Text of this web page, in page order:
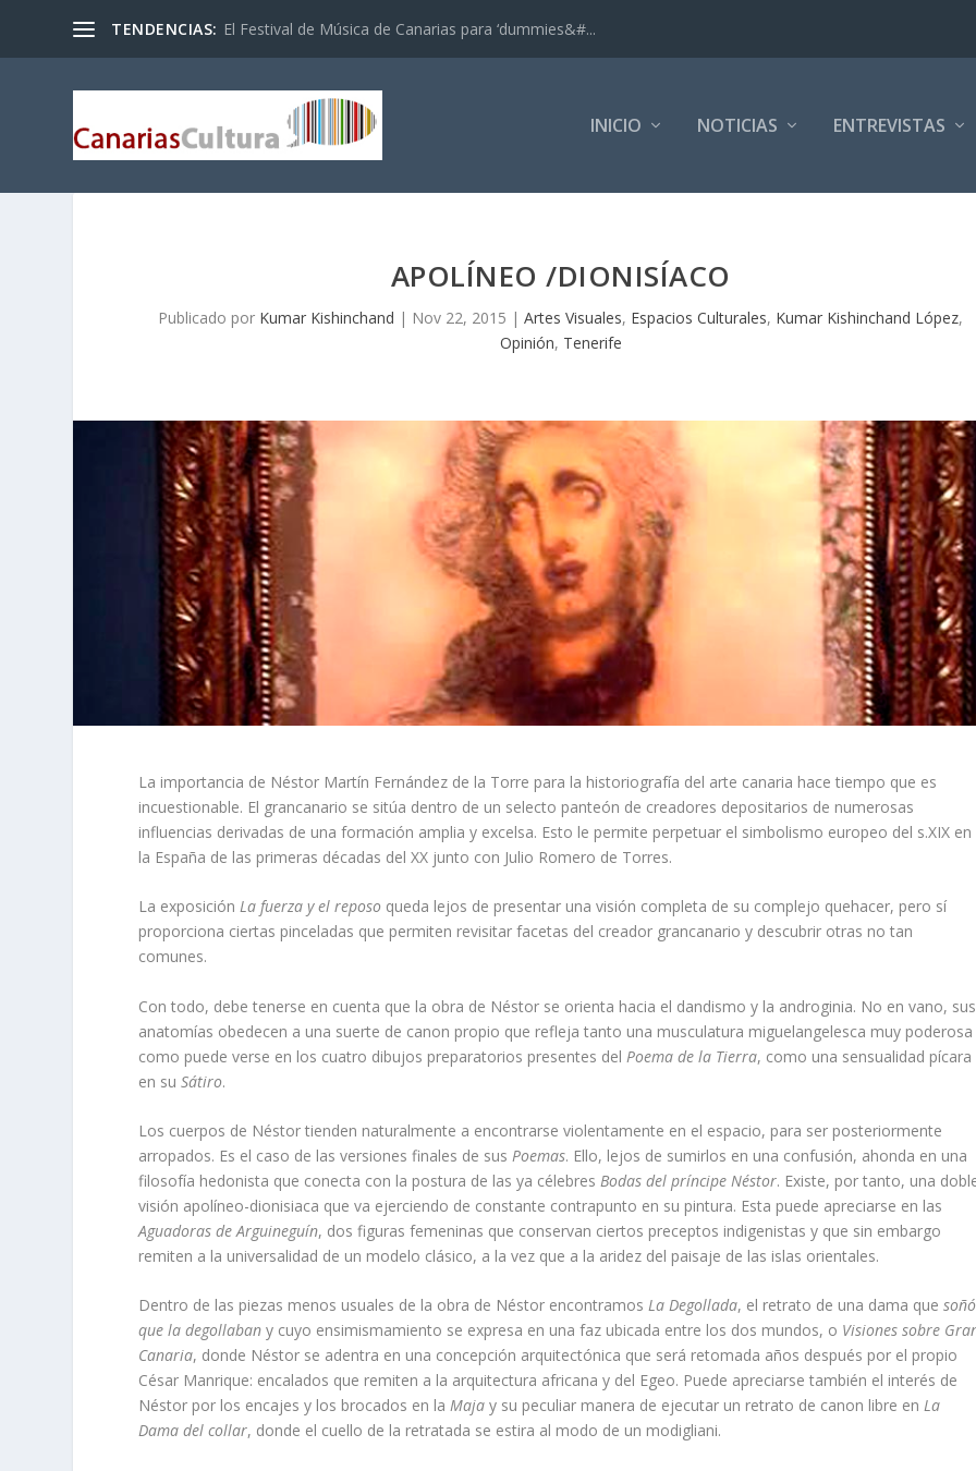
TENDENCIAS: El Festival de Música de Canarias para ‘dummies&#...
INICIO NOTICIAS ENTREVISTAS
APOLÍNEO /DIONISÍACO
Publicado por Kumar Kishinchand | Nov 22, 2015 |Artes Visuales, Espacios Culturales, Kumar Kishinchand López,
Opinión, Tenerife
La importancia de Néstor Martín Fernández de la Torre para la historiografía del arte canaria hace tiempo que es
incuestionable. El grancanario se sitúa dentro de un selecto panteón de creadores depositarios de numerosas
influencias derivadas de una formación amplia y excelsa. Esto le permite perpetuar el simbolismo europeo del s.XIX en
la España de las primeras décadas del XX junto con Julio Romero de Torres.
La exposiciónLa fuerza y el reposo queda lejos de presentar una visión completa de su complejo quehacer, pero sí
proporciona ciertas pinceladas que permiten revisitar facetas del creador grancanario y descubrir otras no tan
comunes.
Con todo, debe tenerse en cuenta que la obra de Néstor se orienta hacia el dandismo y la androginia. No en vano, sus
anatomías obedecen a una suerte de canon propio que refleja tanto una musculatura miguelangelesca muy poderosa
como puede verse en los cuatro dibujos preparatorios presentes del Poema de la Tierra, como una sensualidad pícara
en suSátiro.
Los cuerpos de Néstor tienden naturalmente a encontrarse violentamente en el espacio, para ser posteriormente
arropados. Es el caso de las versiones finales de susPoemas. Ello, lejos de sumirlos en una confusión, ahonda en una
filosofía hedonista que conecta con la postura de las ya célebresBodas del príncipe Néstor. Existe, por tanto, una
visión apolíneo-dionisiaca que va ejerciendo de constante contrapunto en su pintura. Esta puede apreciarse en las
Aguadoras de Arguineguín, dos figuras femeninas que conservan ciertos preceptos indigenistas y que sin embargo
remiten a la universalidad de un modelo clásico, a la vez que a la aridez del paisaje de las islas orientales.
Dentro de las piezas menos usuales de la obra de Néstor encontramosLa Degollada, el retrato de una dama quesoñó
que la degollaban y cuyo ensimismamiento se expresa en una faz ubicada entre los dos mundos, o Visiones sobre
Canaria, donde Néstor se adentra en una concepción arquitectónica que será retomada años después por el propio
César Manrique: encalados que remiten a la arquitectura africana y del Egeo. Puede apreciarse también el interés de
Néstor por los encajes y los brocados en laMaja y su peculiar manera de ejecutar un retrato de canon libre enLa
Dama del collar, donde el cuello de la retratada se estira al modo de un modigliani.